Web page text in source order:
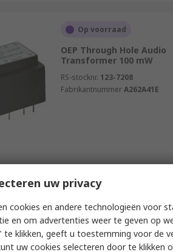
Op voorraad
OEP Through Hole Audio
Transformer 100 mW
RS-stocknr. 123-7208
FabrikantnummerA262A41E
Op voorraad
Abracon Surface Audio
Transformer
RS-stocknr.
266-439
uw privacy
cookies en andere technologieën voor
en om advertenties weer te geven op
te klikken, geeft u toestemming voor de
uw cookies selecteren door te klikken